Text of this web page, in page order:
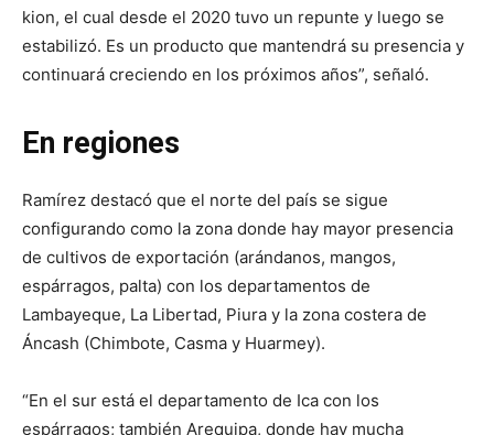
kion, el cual desde el 2020 tuvo un repunte y luego se
estabilizó. Es un producto que mantendrá su presencia y
continuará creciendo en los próximos años”, señaló.
En regiones
Ramírez destacó que el norte del país se sigue
configurando como la zona donde hay mayor presencia
de cultivos de exportación (arándanos, mangos,
espárragos, palta) con los departamentos de
Lambayeque, La Libertad, Piura y la zona costera de
Áncash (Chimbote, Casma y Huarmey).
“En el sur está el departamento de Ica con los
espárragos; también Arequipa, donde hay mucha